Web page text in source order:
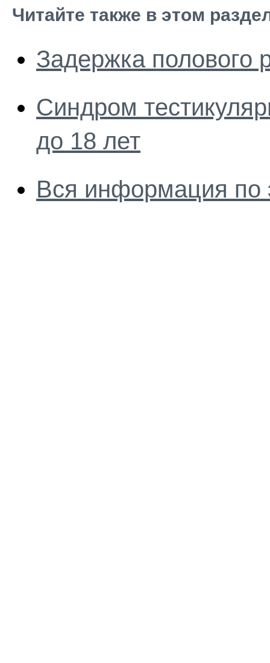
Читайте также в этом
Задержка полового
Синдром
до 18 лет
Вся информация по